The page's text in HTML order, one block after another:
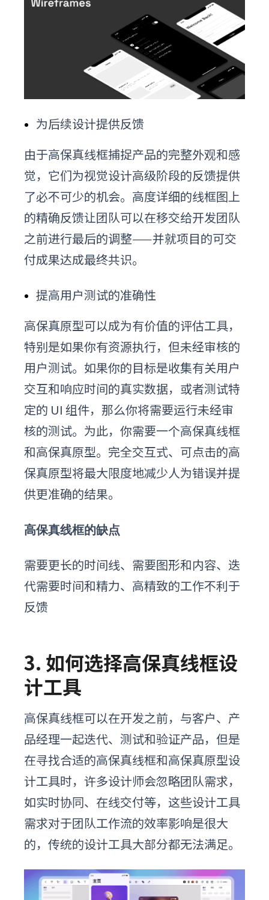
为后续设计提供反馈
由于高保真线框捕捉产品的完整外观和感
觉，它们为视觉设计高级阶段的反馈提供
了必不可少的机会。高度详细的线框图上
的精确反馈让团队可以在移交给开发团队
之前进行最后的调整——并就项目的可交
付成果达成最终共识。
提高用户测试的准确性
高保真原型可以成为有价值的评估工具，
特别是如果你有资源执行，但未经审核的
用户测试。如果你的目标是收集有关用户
交互和响应时间的真实数据，或者测试特
定的 UI 组件，那么你将需要运行未经审
核的测试。为此，你需要一个高保真线框
和高保真原型。完全交互式、可点击的高
保真原型将最大限度地减少人为错误并提
供更准确的结果。
高保真线框的缺点
需要更长的时间线、需要图形和内容、迭
代需要时间和精力、高精致的工作不利于
反馈
3. 如何选择高保真线框设
计工具
高保真线框可以在开发之前，与客户、产
品经理一起迭代、测试和验证产品，但是
在寻找合适的高保真线框和高保真原型设
计工具时，许多设计师会忽略团队需求，
如实时协同、在线交付等，这些设计工具
需求对于团队工作流的效率影响是很大
的，传统的设计工具大部分都无法满足。